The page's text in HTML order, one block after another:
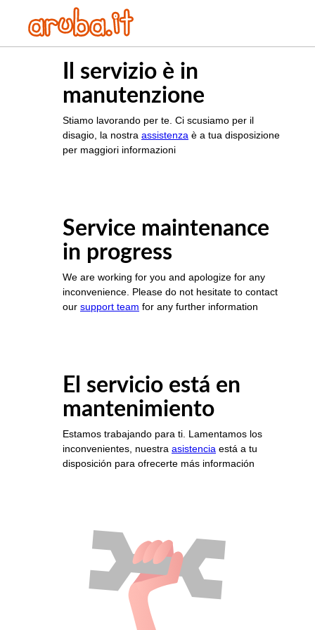
Il servizio è in
manutenzione
Stiamo lavorando per te. Ci scusiamo per il
disagio, la nostra assistenza è a tua disposizione
per maggiori informazioni
Service maintenance
in progress
We are working for you and apologize for any
inconvenience. Please do not hesitate to contact
our support team for any further information
El servicio está en
mantenimiento
Estamos trabajando para ti. Lamentamos los
inconvenientes, nuestra asistencia está a tu
disposición para ofrecerte más información